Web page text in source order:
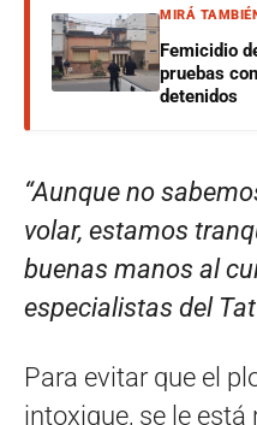
MIRÁ
Femicidio
pruebas
detenidos
“Aunque no
volar, estamos
buenas manos al
especialistas del
Para evitar que el
intoxique, se le está